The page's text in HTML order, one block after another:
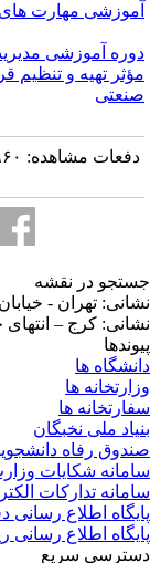
مهارت های
آموزشی
تهیه و تنظیم
دفعات مشاهده: ۴۹۶۰ بار |
در نقشه
تهران - خیابان
کرج – انتهای
ها
ها
ها
ملی نخبگان
رفاه
شکایات
تدارکات
اطلاع رسانی
اطلاع رسانی
سریع